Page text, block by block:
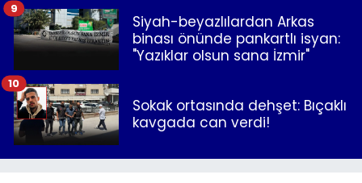
Siyah-beyazlılardan Arkas
binası önünde pankartlı isyan:
"Yazıklar olsun sana İzmir"
9
Sokak ortasında dehşet: Bıçaklı
kavgada can verdi!
10